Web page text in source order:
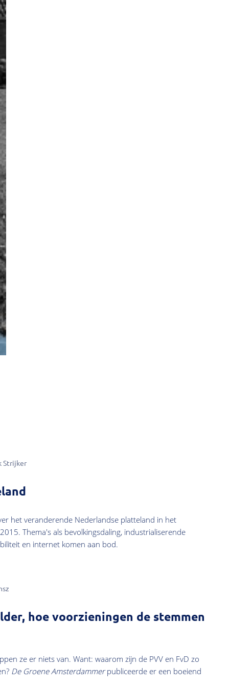
Strijker
het veranderende Nederlandse platteland in het
Thema's als bevolkingsdaling, industrialiserende
en internet komen aan bod.
hoe voorzieningen de stemmen
ze er niets van. Want: waarom zijn de PVV en FvD zo
De Groene Amsterdammerpubliceerde er een boeiend